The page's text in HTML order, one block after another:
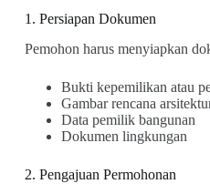
1. Persiapan Dokumen
Pemohon harus menyiapkan
Bukti kepemilikan atau
Gambar rencana
Data pemilik bangunan
Dokumen lingkungan
2. Pengajuan Permohonan